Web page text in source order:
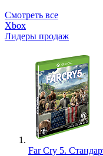
Смотреть все
Xbox
Лидеры продаж
Far Cry 5.